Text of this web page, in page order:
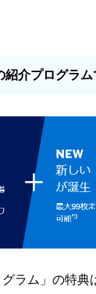
紹介プログラム
ラム」の特典